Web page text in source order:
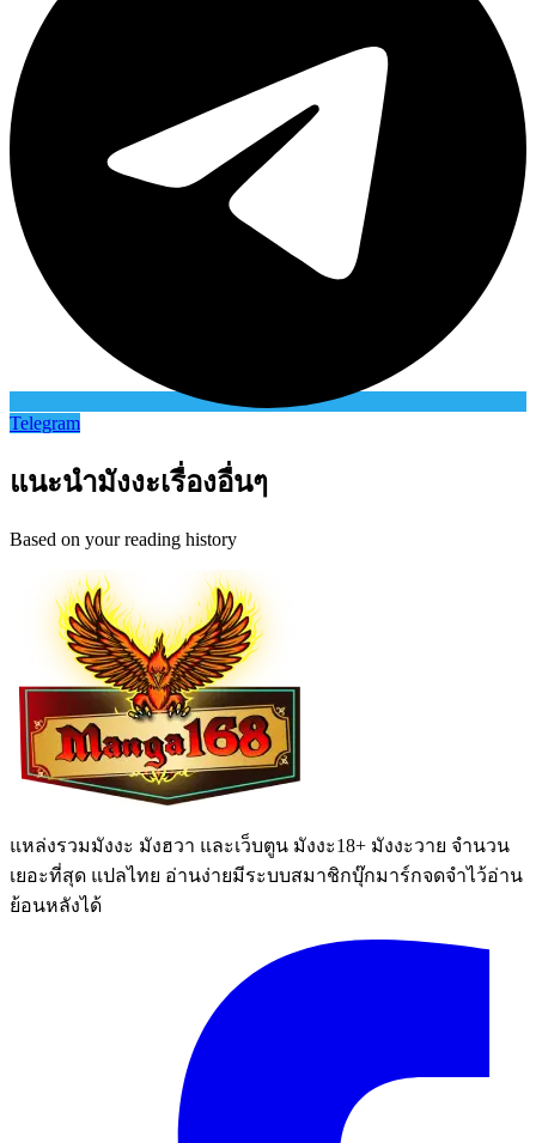
Telegram
แนะนำมังงะเรื่องอื่นๆ
Based on your reading history
แหล่งรวมมังงะ มังฮวา และเว็บตูน มังงะ18+ มังงะวาย จำนวน
เยอะที่สุด แปลไทย อ่านง่ายมีระบบสมาชิกบุ๊กมาร์กจดจำไว้อ่าน
ย้อนหลังได้